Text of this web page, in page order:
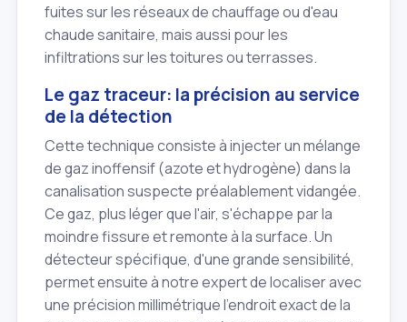
fuites sur les réseaux de chauffage ou d'eau
chaude sanitaire, mais aussi pour les
infiltrations sur les toitures ou terrasses.
Le gaz traceur: la précision au service
de la détection
Cette technique consiste à injecter un mélange
de gaz inoffensif (azote et hydrogène) dans la
canalisation suspecte préalablement vidangée.
Ce gaz, plus léger que l'air, s'échappe par la
moindre fissure et remonte à la surface. Un
détecteur spécifique, d'une grande sensibilité,
permet ensuite à notre expert de localiser avec
une précision millimétrique l'endroit exact de la